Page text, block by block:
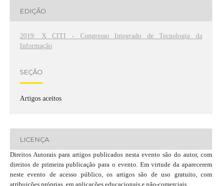
EDIÇÃO
2019: X CITI - Congresso Integrado de Tecnologia da
Informação
SEÇÃO
Artigos aceitos
LICENÇA
Direitos Autorais para artigos publicados nesta evento são do autor, com
direitos de primeira publicação para o evento. Em virtude da aparecerem
neste evento de acesso público, os artigos são de uso gratuito, com
atribuições próprias, em aplicações educacionais e não-comerciais.